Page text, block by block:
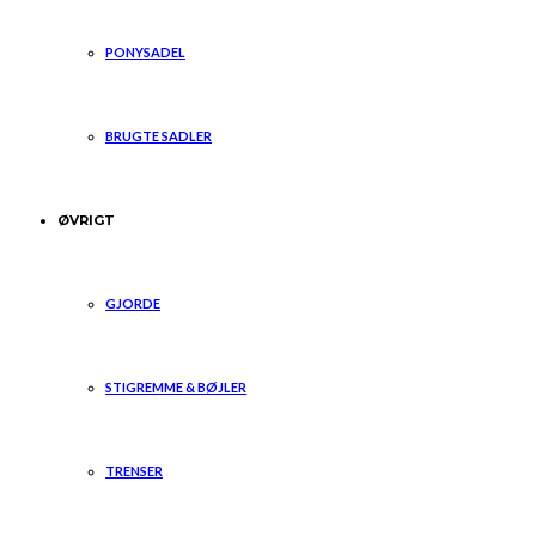
PONYSADEL
BRUGTE SADLER
ØVRIGT
GJORDE
STIGREMME & BØJLER
TRENSER